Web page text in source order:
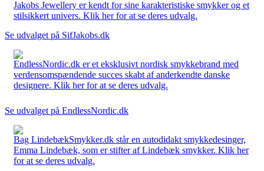
Jakobs Jewellery er kendt for sine karakteristiske smykker og et
stilsikkert univers. Klik her for at se deres udvalg.
Se udvalget på SifJakobs.dk
EndlessNordic.dk er et eksklusivt nordisk smykkebrand med
verdensomspændende succes skabt af anderkendte danske
designere. Klik her for at se deres udvalg.
Se udvalget på EndlessNordic.dk
Bag LindebækSmykker.dk står en autodidakt smykkedesinger,
Emma Lindebæk, som er stifter af Lindebæk smykker. Klik her
for at se deres udvalg.